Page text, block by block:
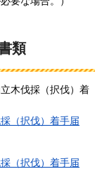
類
木伐採（択伐）着
（択伐）着手届
（択伐）着手届